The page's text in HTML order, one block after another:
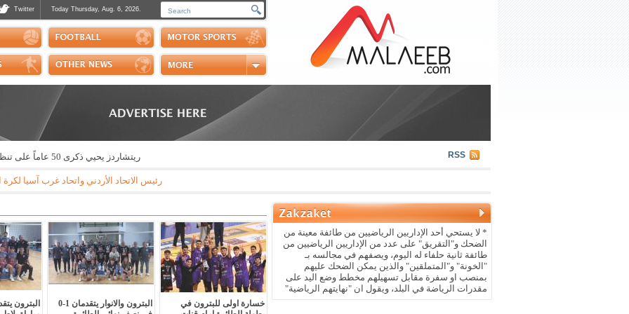
Twitter Today Thursday, Aug. 6, 2026.
Polls
Scores
Handball
ريتشاردز يحيي ذكرى 50 عاماً على تنظيم رالي الكويت RSS
رئيس الاتحاد الأردني واتحاد غرب آسيا لكرة القدم قيادة الامير علي بن الحسين يتهم
البترون والانوار يتقدمان 1-0
خسارة اولى للبترون في
* لا يستحي أحد الإداريين الرياضيين من طائفة معينة من
الضحك و"التقريق" على عدد من الإداريين الرياضيين من
طائفة ثانية حلفاء له اليوم، ويصفهم في مجالسه بـ
"الخونة" و"المتملقين" والذين يمكن الضحك عليهم
بمنصب او سفرة مقابل تسهيلهم مخطط وضع اليد على
مقدرات الرياضة في البلد، ويقول ان "نهايتهم الرياضية"